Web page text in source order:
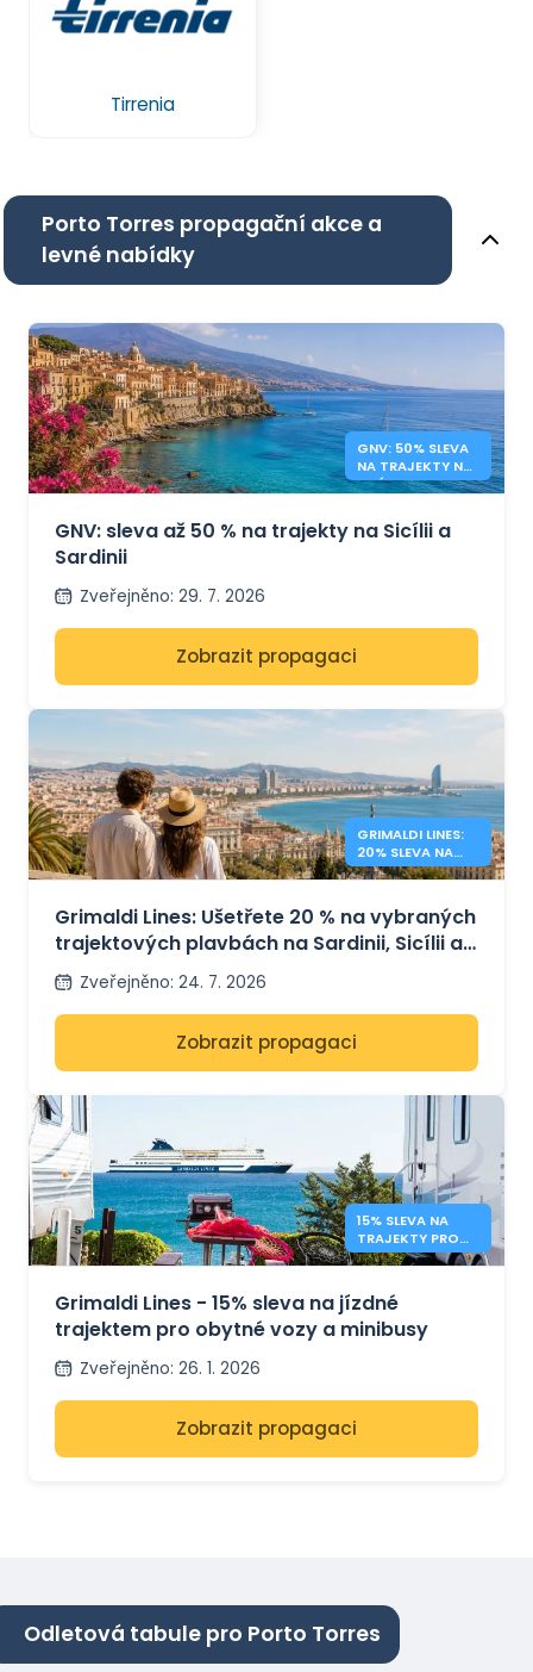
Tirrenia
Porto Torres propagační akce a
levné nabídky
GNV: 50% SLEVA
NA TRAJEKTY NA
SICÍLII A SARDINII
GNV: sleva až 50 % na trajekty na Sicílii a
Sardinii
Zveřejněno: 29. 7. 2026
Zobrazit propagaci
GRIMALDI LINES:
20% SLEVA NA
TRAJEKTY ZE
Grimaldi Lines: Ušetřete 20 % na vybraných
trajektových plavbách na Sardinii, Sicílii a
do Španělska
Zveřejněno: 24. 7. 2026
Zobrazit propagaci
15% SLEVA NA
TRAJEKTY PRO
KARAVANY –
Grimaldi Lines - 15% sleva na jízdné
trajektem pro obytné vozy a minibusy
Zveřejněno: 26. 1. 2026
Zobrazit propagaci
Odletová tabule pro Porto Torres